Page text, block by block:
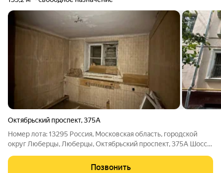
Октябрьский проспект,375А
Номер лота: 13295 Россия, Московская область, городской
округ Люберцы, Люберцы, Октябрьский проспект, 375А Шоссе:
Продажа подвального помещения с отдельным
Позвонить